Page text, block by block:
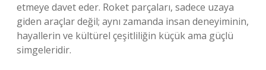
etmeye davet eder. Roket parçaları, sadece uzaya
giden araçlar değil; aynı zamanda insan deneyiminin,
hayallerin ve kültürel çeşitliliğin küçük ama güçlü
simgeleridir.